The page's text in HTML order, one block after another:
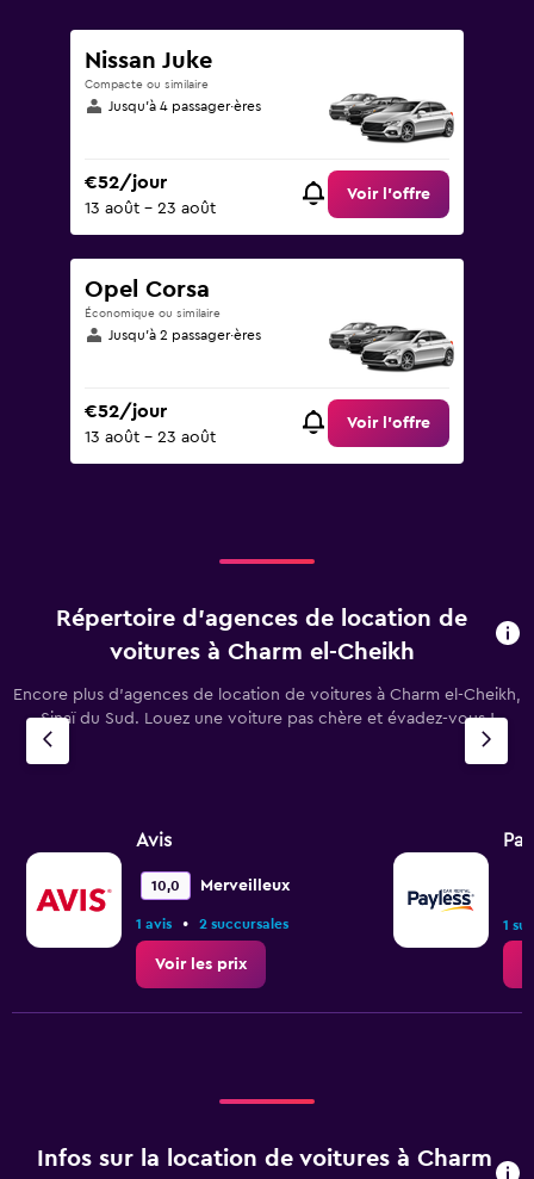
Nissan Juke
Compacte ou similaire
Jusqu’à 4 passager·ères
€52/jour
13 août - 23 août
Voir l’offre
Opel Corsa
Économique ou similaire
Jusqu’à 2 passager·ères
€52/jour
13 août - 23 août
Voir l’offre
Répertoire d’agences de location de
voitures à Charm el-Cheikh
Encore plus d’agences de location de voitures à Charm el-Cheikh,
Sinaï du Sud. Louez une voiture pas chère et évadez-vous !
Avis
10,0 Merveilleux
1 avis • 2 succursales
Voir les prix
1
Infos sur la location de voitures à Charm